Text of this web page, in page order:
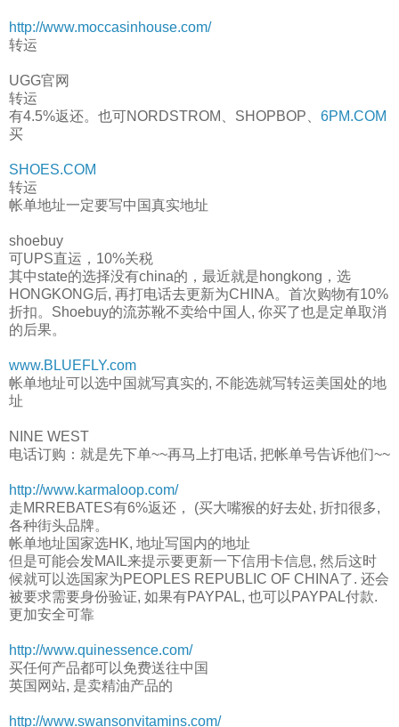
http://www.moccasinhouse.com/
转运
UGG官网
转运
有4.5%返还。也可NORDSTROM、SHOPBOP、 6PM.COM
买
SHOES.COM
转运
帐单地址一定要写中国真实地址
shoebuy
可UPS直运，10%关税
其中state的选择没有china的，最近就是hongkong，选
HONGKONG后, 再打电话去更新为CHINA。首次购物有10%
折扣。Shoebuy的流苏靴不卖给中国人, 你买了也是定单取消
的后果。
www.BLUEFLY.com
帐单地址可以选中国就写真实的, 不能选就写转运美国处的地
址
NINE WEST
电话订购：就是先下单~~再马上打电话, 把帐单号告诉他们~~
http://www.karmaloop.com/
走MRREBATES有6%返还， (买大嘴猴的好去处, 折扣很多,
各种街头品牌。
帐单地址国家选HK, 地址写国内的地址
但是可能会发MAIL来提示要更新一下信用卡信息, 然后这时
候就可以选国家为PEOPLES REPUBLIC OF CHINA了. 还会
被要求需要身份验证, 如果有PAYPAL, 也可以PAYPAL付款.
更加安全可靠
http://www.quinessence.com/
买任何产品都可以免费送往中国
英国网站, 是卖精油产品的
http://www.swansonvitamins.com/